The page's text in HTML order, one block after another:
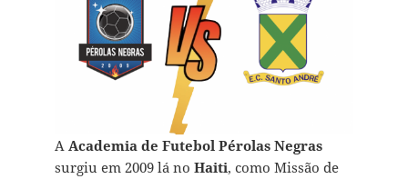
A Academia de Futebol Pérolas Negras
surgiu em 2009 lá no Haiti, como Missão de